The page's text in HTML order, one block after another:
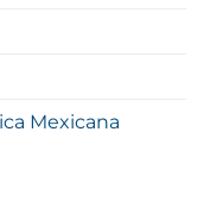
Mexicana